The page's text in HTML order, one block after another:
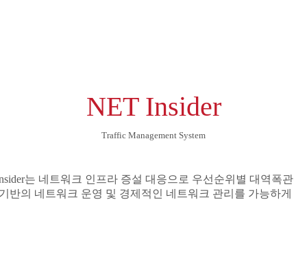
NET Insider
Traffic Management System
는 네트워크 인프라 증설 대응으로 우선순위별 대역폭
반의 네트워크 운영 및 경제적인 네트워크 관리를 가능하